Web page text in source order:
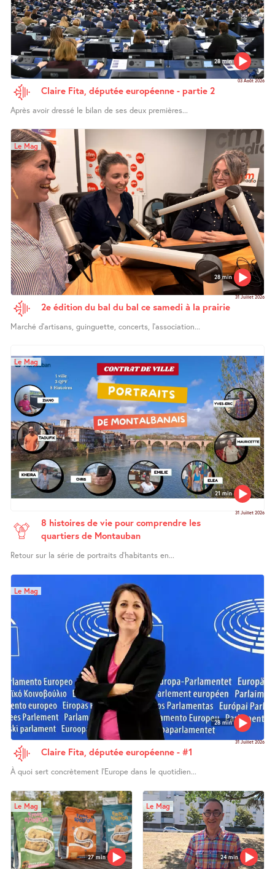
28 min
03 Août 2026
Claire Fita, députée européenne - partie 2
Après avoir dressé le bilan de ses deux premières...
28 min
Le Mag
31 Juillet 2026
2e édition du bal du bal ce samedi à la prairie
Marché d’artisans, guinguette, concerts, l’association...
21 min
Le Mag
31 Juillet 2026
8 histoires de vie pour comprendre les
quartiers de Montauban
Retour sur la série de portraits d’habitants en...
28 min
Le Mag
31 Juillet 2026
Claire Fita, députée européenne - #1
À quoi sert concrètement l’Europe dans le quotidien...
27 min
Le Mag
24 min
Le Mag